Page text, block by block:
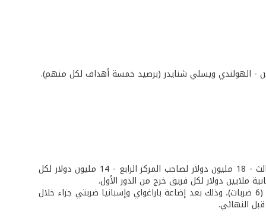
- الهولندي ويسلي شنايدر (برصيد خمسة أهداف لكل منهم).
• 30 مليون دولار للبطل - 24 مليون دولار للوصيف - 20 مليون دولار لصاحب المركز الثالث - 18 مليون دولار لصاحب المركز الرابع - 14 مليون دولار لكل
ملايين دولار لكل فريق خرج من الدور الأول.
• مونديال جنوب أفريقيا 2010: سجّل أكبر عدد من ضربات الجزاء غير الترجيحية المهدرة (6 ضربات)، وذلك بعد إضاعة باراغواي وإسبانيا ضربتي جزاء خلال
النهائي.